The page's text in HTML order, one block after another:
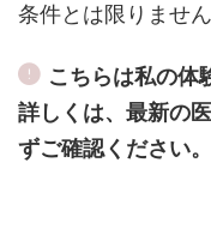
条件とは限りませ
こちらは私の体
詳しくは、最新の
ずご確認ください。